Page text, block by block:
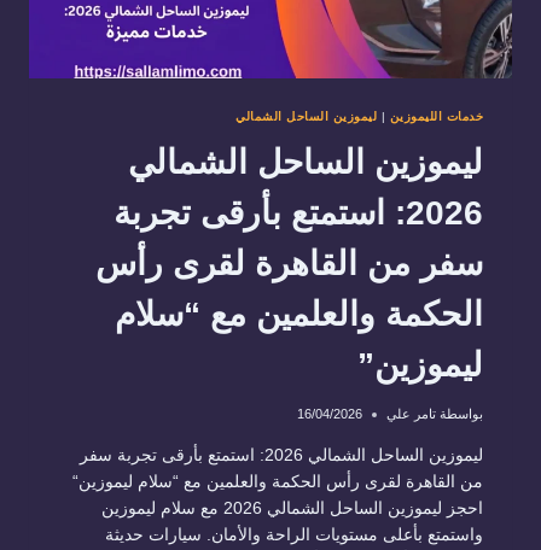
خدمات الليموزين | ليموزين الساحل الشمالي
ليموزين الساحل الشمالي
2026: استمتع بأرقى تجربة
سفر من القاهرة لقرى رأس
الحكمة والعلمين مع “سلام
ليموزين”
بواسطة تامر علي 16/04/2026
ليموزين الساحل الشمالي 2026: استمتع بأرقى تجربة سفر
من القاهرة لقرى رأس الحكمة والعلمين مع “سلام ليموزين“
احجز ليموزين الساحل الشمالي 2026 مع سلام ليموزين
واستمتع بأعلى مستويات الراحة والأمان. سيارات حديثة